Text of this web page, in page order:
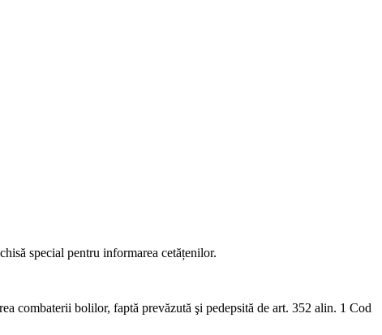
special pentru informarea cetățenilor.
combaterii bolilor, faptă prevăzută şi pedepsită de art. 352 alin. 1 Cod